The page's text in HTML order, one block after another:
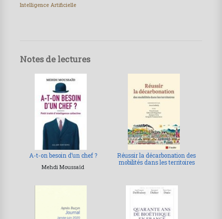
Intelligence Artificielle
Notes de lectures
A-t-on besoin d’un chef ?
Mehdi Moussaïd
Réussir la décarbonation des
mobilités dans les territoires